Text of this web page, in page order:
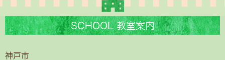
SCHOOL 教室案内
神戸市